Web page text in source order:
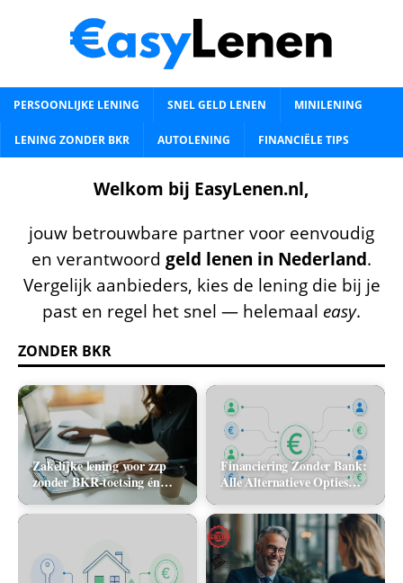
PERSOONLIJKE LENING SNEL GELD LENEN MINILENING
LENING ZONDER BKR AUTOLENING FINANCIËLE TIPS
Welkom bij EasyLenen.nl,
jouw betrouwbare partner voor eenvoudig
en verantwoord geld lenen in Nederland.
Vergelijk aanbieders, kies de lening die bij je
past en regel het snel — helemaal easy.
ZONDER BKR
Zakelijke lening voor zzp
zonder BKR-toetsing én
zonder jaarcijfers: kan het
in 2026?
Financiering Zonder Bank:
Alle Alternatieve Opties